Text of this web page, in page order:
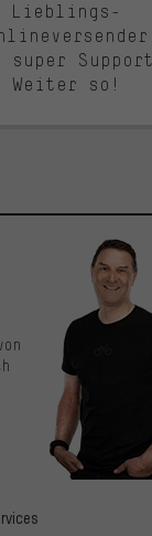
Lieblings-
super
Weiter so!